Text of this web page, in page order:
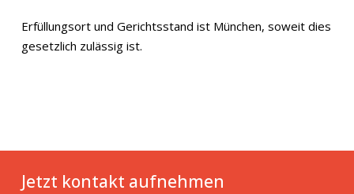
Erfüllungsort und Gerichtsstand ist München, soweit dies
gesetzlich zulässig ist.
Jetzt kontakt aufnehmen